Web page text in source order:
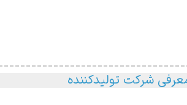
شرکت تولیدکننده